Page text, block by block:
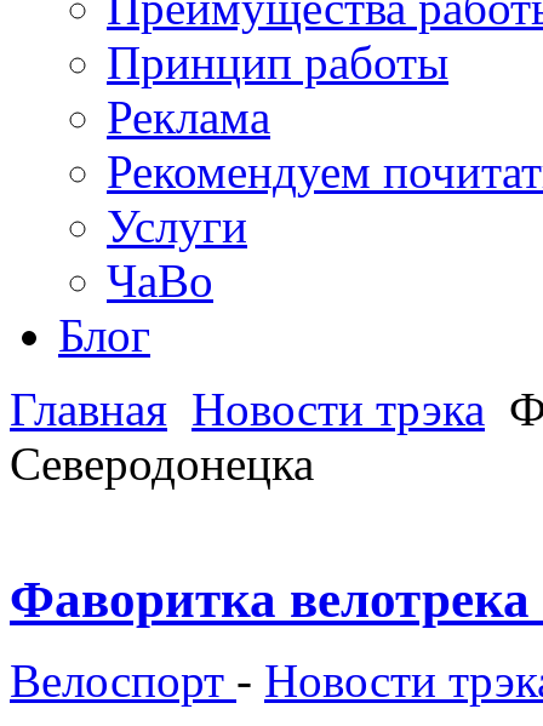
Принцип работы
Реклама
Рекомендуем
Услуги
ЧаВо
Блог
Главная Новости трэка
Северодонецка
Фаворитка
Велоспорт - Новости